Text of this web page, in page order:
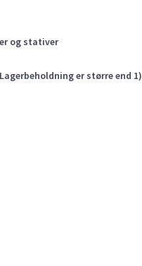
og stativer
er større end 1)